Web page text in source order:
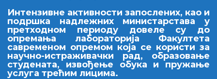
Интензивне активности запослених, као и
подршка надлежних министарстава у
претходном периоду довеле су до
опремања лабораторија Факултета
савременом опремом која се користи за
научно-истраживачки рад, образовање
студената, извођење обука и пружање
услуга трећим лицима.